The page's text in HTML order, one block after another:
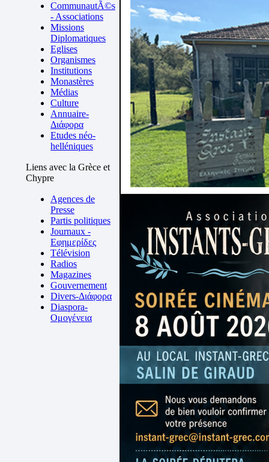
CommunautÃ©s
- Associations
Missions
Diplomatiques
Eglises
Organismes
Institutions
Monastères
Médias
Culture
Annuaire-
Διάφορα
Etudes néo-
helléniques
Liens avec la Grèce et
Chypre
Agences de
Presse
Partis politiques
Journaux -
Εφημερίδες
Télévision
Radios
Magazines
Gouvernement
Divers-Διάφορα
Diaspora-
Ομογένεια